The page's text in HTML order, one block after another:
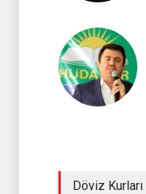
Döviz Kurları